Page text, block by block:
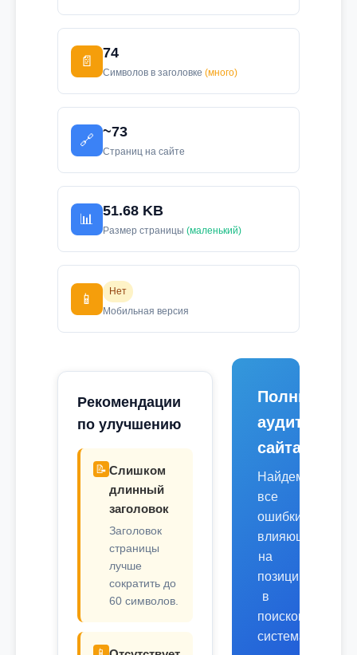
📄
74
Символов в заголовке (много)
🔗
~73
Страниц на сайте
📊
51.68 KB
Размер страницы (маленький)
📱
Нет
Мобильная версия
Рекомендации
по улучшению
📝 Слишком
длинный
заголовок
Заголовок
страницы
лучше
сократить до
60 символов.
Полный
аудит
сайта
Найдем
все
ошибки,
влияющие
на
позиции
в
поисковых
системах.